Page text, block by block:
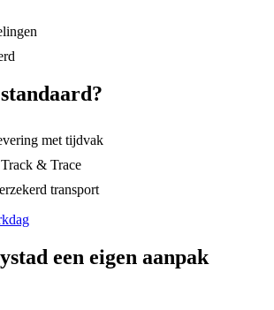
met tijdvak
& Trace
transport
een eigen aanpak